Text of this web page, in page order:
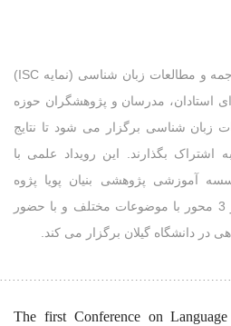
اولین همایش آموزش زبان، ترجمه و مطالعات زبان شناسی (نمایه ISC)
استادان، مدرسان و پژوهشگران حوزه
زبان شناسی برگزار می شود تا نتایج
اشتراک بگذارند. این رویداد علمی با
آموزشی پژوهشی بنیان پویا پژوه
اندیشه و دیگر مراکز علمی در 3 محور با موضوعات مختلف و با حضور
دانشگاه گیلان برگزار می کند.
The first Conference on